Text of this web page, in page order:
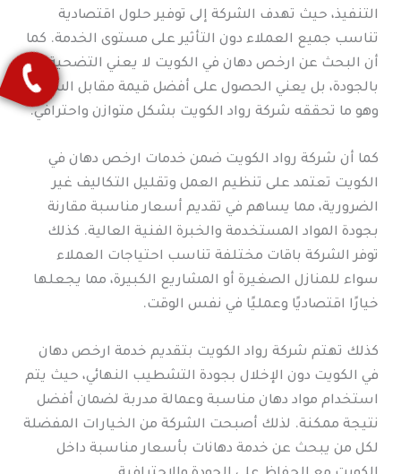
التنفيذ، حيث تهدف الشركة إلى توفير حلول اقتصادية
تناسب جميع العملاء دون التأثير على مستوى الخدمة. كما
أن البحث عن ارخص دهان في الكويت لا يعني التضحية
بالجودة، بل يعني الحصول على أفضل قيمة مقابل السعر،
وهو ما تحققه شركة رواد الكويت بشكل متوازن واحترافي.
كما أن شركة رواد الكويت ضمن خدمات ارخص دهان في
الكويت تعتمد على تنظيم العمل وتقليل التكاليف غير
الضرورية، مما يساهم في تقديم أسعار مناسبة مقارنة
بجودة المواد المستخدمة والخبرة الفنية العالية. كذلك
توفر الشركة باقات مختلفة تناسب احتياجات العملاء
سواء للمنازل الصغيرة أو المشاريع الكبيرة، مما يجعلها
خيارًا اقتصاديًا وعمليًا في نفس الوقت.
كذلك تهتم شركة رواد الكويت بتقديم خدمة ارخص دهان
في الكويت دون الإخلال بجودة التشطيب النهائي، حيث يتم
استخدام مواد دهان مناسبة وعمالة مدربة لضمان أفضل
نتيجة ممكنة. لذلك أصبحت الشركة من الخيارات المفضلة
لكل من يبحث عن خدمة دهانات بأسعار مناسبة داخل